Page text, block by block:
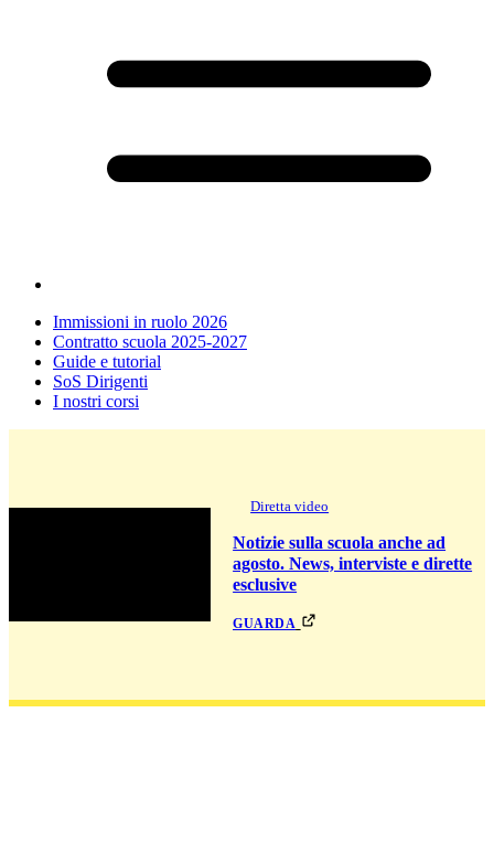
Immissioni in ruolo 2026
Contratto scuola 2025-2027
Guide e tutorial
SoS Dirigenti
I nostri corsi
Diretta video
Notizie sulla scuola anche ad
agosto. News, interviste e dirette
esclusive
guarda